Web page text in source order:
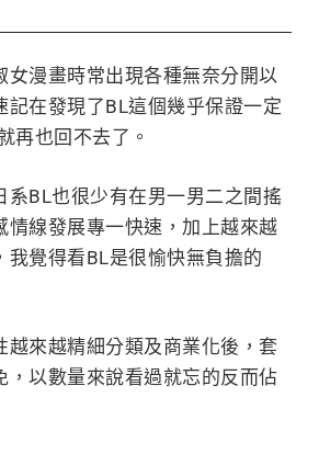
女漫畫時常出現各種無奈分開以
記在發現了BL這個幾乎保證一定
再也回不去了。
系BL也很少有在男一男二之間搖
情線發展專一快速，加上越來越
我覺得看BL是很愉快無負擔的
越來越精細分類及商業化後，套
，以數量來說看過就忘的反而佔